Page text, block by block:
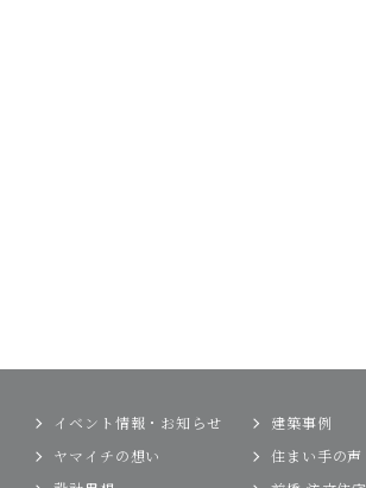
イベント情報・お知らせ
ヤマイチの想い
建築事例
住まい手の声